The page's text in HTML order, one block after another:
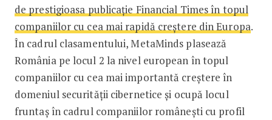
de prestigioasa publicație Financial Times în topul
companiilor cu cea mai rapidă creștere din Europa.
În cadrul clasamentului, MetaMinds plasează
România pe locul 2 la nivel european în topul
companiilor cu cea mai importantă creștere în
domeniul securității cibernetice și ocupă locul
fruntaș în cadrul companiilor românești cu profil